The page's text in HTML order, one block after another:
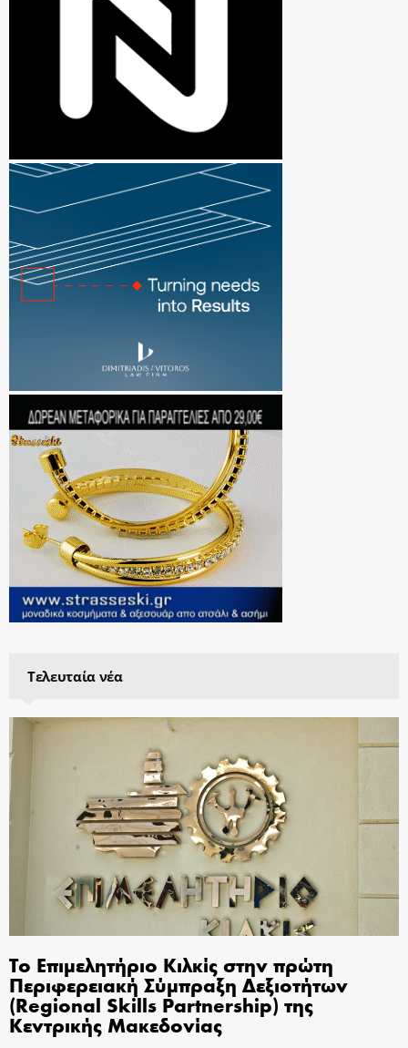
Τελευταία νέα
Το Επιμελητήριο Κιλκίς στην πρώτη
Περιφερειακή Σύμπραξη Δεξιοτήτων
(Regional Skills Partnership) της
Κεντρικής Μακεδονίας